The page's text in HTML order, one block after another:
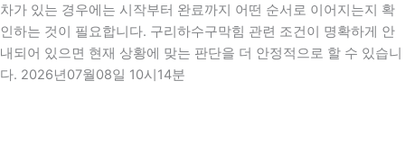
차가 있는 경우에는 시작부터 완료까지 어떤 순서로 이어지는지 확
인하는 것이 필요합니다. 구리하수구막힘 관련 조건이 명확하게 안
내되어 있으면 현재 상황에 맞는 판단을 더 안정적으로 할 수 있습니
다. 2026년07월08일 10시14분